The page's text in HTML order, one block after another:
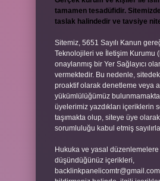
tamamen tesadüfidir.
taslak halindedir ve tavsiye
Sitemiz, 5651 Sayılı Kanun
Teknolojileri ve İletişim Kurumu
onaylanmış bir Yer Sağlayıcı
vermektedir. Bu nedenle,
proaktif olarak denetleme veya
yükümlülüğümüz
üyelerimiz yazdıkları içeriklerin
taşımakta olup, siteye üye
sorumluluğu kabul etmiş
Hukuka ve yasal düzenlemelere
düşündüğünüz içerikleri,
backlinkpanelicomtr@gmail.com